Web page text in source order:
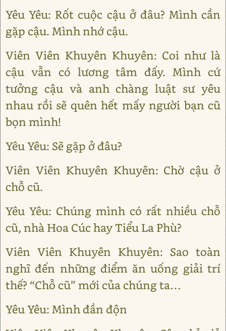
Yêu Yêu: Rốt cuộc cậu ở đâu? Mình cần
gặp cậu. Mình nhớ cậu.
Viên Viên Khuyên Khuyên: Coi như là
cậu vẫn có lương tâm đấy. Mình cứ
tưởng cậu và anh chàng luật sư yêu
nhau rồi sẽ quên hết mấy người bạn cũ
bọn mình!
Yêu Yêu: Sẽ gặp ở đâu?
Viên Viên Khuyên Khuyên: Chờ cậu ở
chỗ cũ.
Yêu Yêu: Chúng mình có rất nhiều chỗ
cũ, nhà Hoa Cúc hay Tiểu La Phù?
Viên Viên Khuyên Khuyên: Sao toàn
nghĩ đến những điểm ăn uống giải trí
thế? “Chỗ cũ” mới của chúng ta…
Yêu Yêu: Mình đần độn